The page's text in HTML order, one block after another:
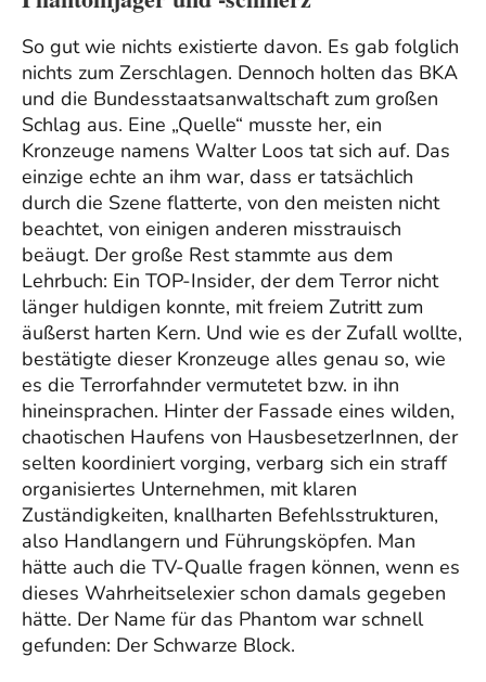
So gut wie nichts existierte davon. Es gab folglich
nichts zum Zerschlagen. Dennoch holten das BKA
und die Bundesstaatsanwaltschaft zum großen
Schlag aus. Eine „Quelle“ musste her, ein
Kronzeuge namens Walter Loos tat sich auf. Das
einzige echte an ihm war, dass er tatsächlich
durch die Szene flatterte, von den meisten nicht
beachtet, von einigen anderen misstrauisch
beäugt. Der große Rest stammte aus dem
Lehrbuch: Ein TOP-Insider, der dem Terror nicht
länger huldigen konnte, mit freiem Zutritt zum
äußerst harten Kern. Und wie es der Zufall wollte,
bestätigte dieser Kronzeuge alles genau so, wie
es die Terrorfahnder vermutetet bzw. in ihn
hineinsprachen. Hinter der Fassade eines wilden,
chaotischen Haufens von HausbesetzerInnen, der
selten koordiniert vorging, verbarg sich ein straff
organisiertes Unternehmen, mit klaren
Zuständigkeiten, knallharten Befehlsstrukturen,
also Handlangern und Führungsköpfen. Man
hätte auch die TV-Qualle fragen können, wenn es
dieses Wahrheitselexier schon damals gegeben
hätte. Der Name für das Phantom war schnell
gefunden: Der Schwarze Block.